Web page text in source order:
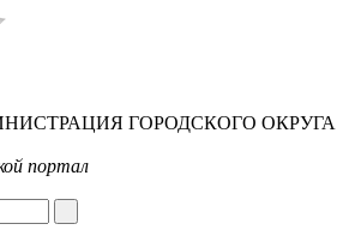
ГОРОДСКОГО ОКРУГА
портал